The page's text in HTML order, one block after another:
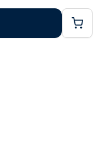
Sin Límites